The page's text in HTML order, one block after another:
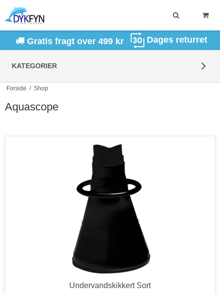
Gratis fragt over 499 kr Dages returret
KATEGORIER
Forside / Shop
Aquascope
Undervandskikkert Sort